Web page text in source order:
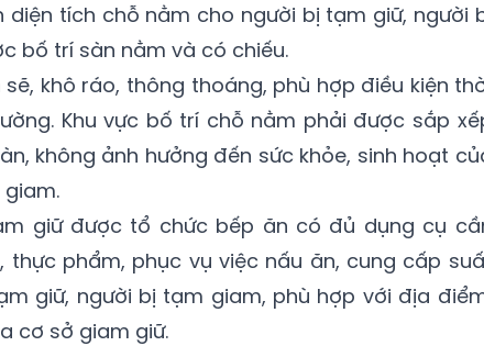
diện tích chỗ nằm cho người bị tạm giữ, người
bố trí sàn nằm và có chiếu.
khô ráo, thông thoáng, phù hợp điều kiện
Khu vực bố trí chỗ nằm phải được sắp
không ảnh hưởng đến sức khỏe, sinh hoạt
giữ được tổ chức bếp ăn có đủ dụng cụ
phẩm, phục vụ việc nấu ăn, cung cấp
giữ, người bị tạm giam, phù hợp với địa
cơ sở giam giữ.